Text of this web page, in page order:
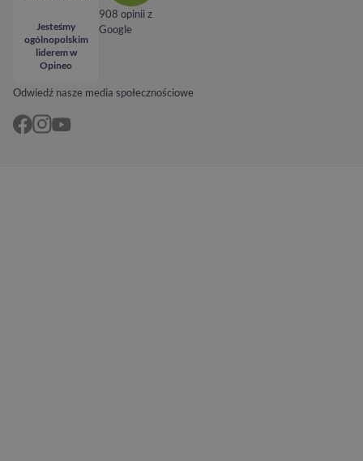
Odwiedź nasze media społecznościowe
Jesteśmy
ogólnopolskim
liderem w
Opineo
908 opinii z
Google